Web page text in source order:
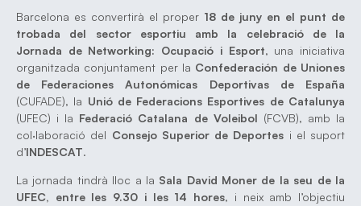
Barcelona es convertirà el proper 18 de juny en el punt de
trobada del sector esportiu amb la celebració de la
Jornada de Networking: Ocupació i Esport, una iniciativa
organitzada conjuntament per la Confederación de Uniones
de Federaciones Autonómicas Deportivas de España
(CUFADE), la Unió de Federacions Esportives de Catalunya
(UFEC) i la Federació Catalana de Voleibol (FCVB), amb la
col·laboració del Consejo Superior de Deportes i el suport
d’INDESCAT.
La jornada tindrà lloc a la Sala David Moner de la seu de la
UFEC, entre les 9.30 i les 14 hores, i neix amb l’objectiu